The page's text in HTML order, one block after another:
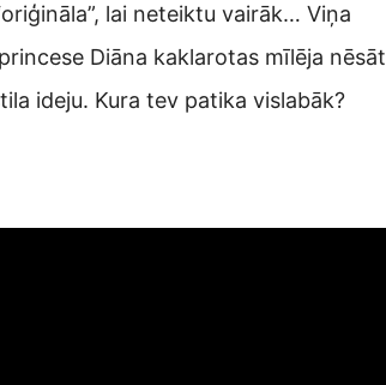
lai neteiktu vairāk… Viņa
Diāna kaklarotas mīlēja nēsāt
ideju. Kura tev patika vislabāk?